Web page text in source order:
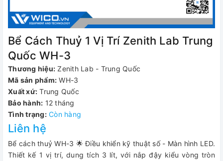
Bể Cách Thuỷ 1 Vị Trí Zenith Lab Trung
Quốc WH-3
Thương hiệu: Zenith Lab - Trung Quốc
Mã sản phẩm: WH-3
Xuất xứ: Trung Quốc
Bảo hành: 12 tháng
Tình trạng: Còn hàng
Liên hệ
Bể cách thuỷ WH-3 🌟 Điều khiển kỹ thuật số - Màn hình LED.
Thiết kế 1 vị trí, dung tích 3 lít, với nắp đậy kiểu vòng tròn